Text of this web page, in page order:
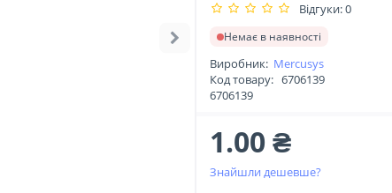
Відгуки: 0
Немає в наявності
Виробник: Mercusys
Код товару: 6706139
6706139
1.00 ₴
Знайшли дешевше?